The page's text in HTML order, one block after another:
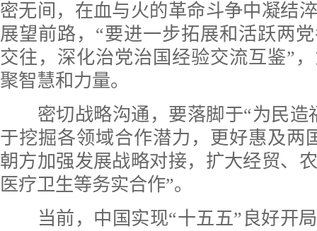
密无间，在血与火的革命斗争中凝结
展望前路，“要进一步拓展和活跃两
交往，深化治党治国经验交流互鉴”
聚智慧和力量。
密切战略沟通，要落脚于“为民造
于挖掘各领域合作潜力，更好惠及两
朝方加强发展战略对接，扩大经贸、
医疗卫生等务实合作”。
当前，中国实现“十五五”良好开局